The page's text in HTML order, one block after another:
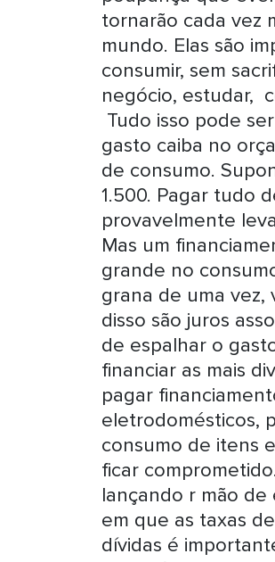
tornarão cada vez
mundo. Elas são
consumir, sem
negócio, estudar,
Tudo isso pode
gasto caiba no
de consumo.
1.500. Pagar tudo
provavelmente
Mas um
grande no
grana de uma
disso são juros
de espalhar o
financiar as mais
pagar
eletrodomésticos,
consumo de itens
ficar
lançando r mão
em que as taxas
dívidas é